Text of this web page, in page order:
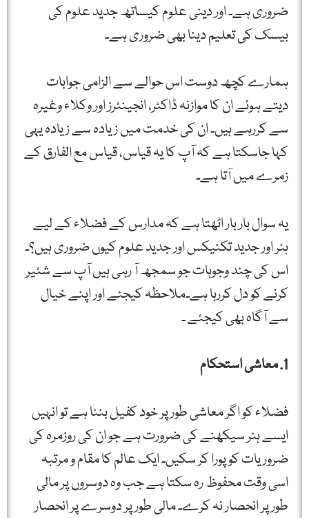
ضروری ہے۔ اور دینی علوم کیساتھ جدید علوم کی
بیسک کی تعلیم دینا بھی ضروری ہے۔
ہمارے کچھ دوست اس حوالے سے الزامی جوابات
دیتے ہوئے ان کا موازنہ ڈاکٹر، انجینئرز اور وکلاء وغیرہ
سے کررہے ہیں۔ ان کی خدمت میں زیادہ سے زیادہ یہی
کہا جاسکتا ہے کہ آپ کا یہ قیاس، قیاس مع الفارق کے
زمرے میں آتا ہے۔
یہ سوال بار بار اٹھتا ہے کہ مدارس کے فضلاء کے لیے
ہنر اور جدید تکنیکس اور جدید علوم کیوں ضروری ہیں؟۔
اس کی چند وجوہات جو سمجھ آ رہی ہیں آپ سے شئیر
کرنے کو دل کررہا ہے۔ملاحظہ کیجئے اور اپنے خیال
سے آگاہ بھی کیجئے ۔
1. معاشی استحکام
فضلاء کو اگر معاشی طور پر خود کفیل بننا ہے تو انہیں
ایسے ہنر سیکھنے کی ضرورت ہے جو ان کی روزمرہ کی
ضروریات کو پورا کر سکیں۔ ایک عالم کا مقام و مرتبہ
اسی وقت محفوظ رہ سکتا ہے جب وہ دوسروں پر مالی
طور پر انحصار نہ کرے۔ مالی طور پر دوسرے پر انحصار